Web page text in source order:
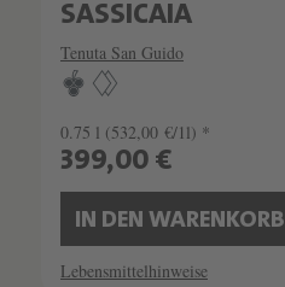
SASSICAIA
Tenuta San Guido
0.75 l (532,00 €/1l) *
399,00 €
IN DEN WARENKORB
Lebensmittelhinweise